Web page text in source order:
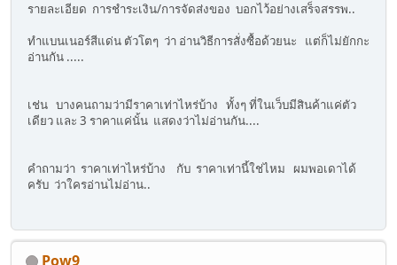
รายละเอียด การชำระเงิน/การจัดส่งของ บอกไว้อย่างเสร็จสรรพ..
ทำแบนเนอร์สีแด่น ตัวโตๆ ว่า อ่านวิธีการสั่งซื้อด้วยนะ แต่ก็ไม่ยักกะ
อ่านกัน .....
เช่น บางคนถามว่ามีราคาเท่าไหร่บ้าง ทั้งๆ ที่ในเว็บมีสินค้าแค่ตัว
เดียว และ 3 ราคาแค่นั้น แสดงว่าไม่อ่านกัน....
คำถามว่า ราคาเท่าไหร่บ้าง กับ ราคาเท่านี้ใช่ไหม ผมพอเดาได้
ครับ ว่าใครอ่านไม่อ่าน..
Pow9